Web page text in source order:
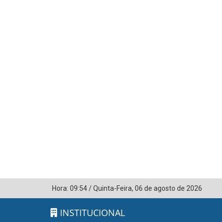
Hora: 09:54/Quinta-Feira, 06 de agosto de 2026
INSTITUCIONAL